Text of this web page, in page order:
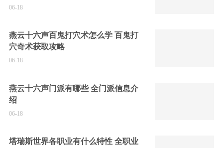
06-18
燕云十六声百鬼打穴术怎么学 百鬼打
穴奇术获取攻略
06-18
燕云十六声门派有哪些 全门派信息介
绍
06-18
塔瑞斯世界各职业有什么特性 全职业